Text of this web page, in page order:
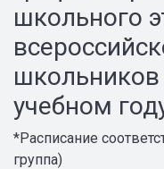
школьного
учебном
*Расписание
группа)